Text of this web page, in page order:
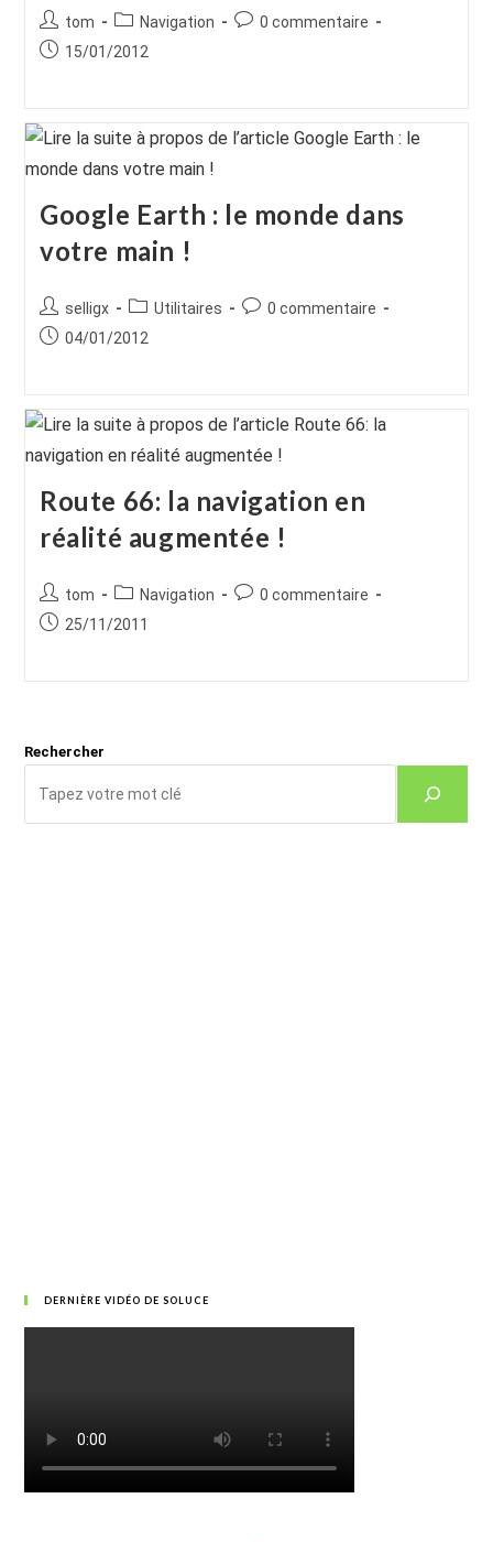
Auteur/autrice
de
tom
Post
category:
Navigation
Commentaires
0 commentaire
Publication
15/01/2012
Google Earth : le monde dans
votre main !
Auteur/autrice
de
selligx
Post
category:
Utilitaires
Commentaires
0 commentaire
Publication
04/01/2012
Route 66: la navigation en
réalité augmentée !
Auteur/autrice
de
tom
Post
category:
Navigation
Commentaires
0 commentaire
Publication
25/11/2011
Rechercher
DERNIÈRE VIDÉO DE SOLUCE